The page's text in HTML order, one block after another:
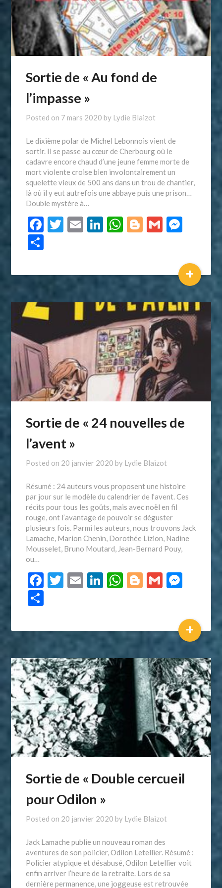
Sortie de « Au fond de
l’impasse »
Posted on 7 mars 2020 by Lydie Blaizot
Le dixième polar de Michel Lebonnois vient de
sortir. Il se passe au cœur de Cherbourg où le
cadavre encore chaud d’une jeune femme morte de
mort violente croise bien involontairement un
squelette vieux de 500 ans dans un trou de chantier,
là où il y eut autrefois une abbaye puis une prison…
Double mystère à…
Facebook
Twitter
EmailLinkedIn
WhatsApp
Blogger
Gmail
+
Sortie de « 24 nouvelles de
l’avent »
Posted on 20 janvier 2020 by Lydie Blaizot
Résumé : 24 auteurs vous proposent une histoire
par jour sur le modèle du calendrier de l’avent. Ces
récits pour tous les goûts, mais avec noël en fil
rouge, ont l’avantage de pouvoir se déguster
plusieurs fois. Parmi les auteurs, nous trouvons Jack
Lamache, Marion Chenin, Dorothée Lizion, Nadine
Mousselet, Bruno Moutard, Jean-Bernard Pouy,
ou…
Facebook
Twitter
EmailLinkedIn
WhatsApp
Blogger
Gmail
+
Sortie de « Double cercueil
pour Odilon »
Posted on 20 janvier 2020 by Lydie Blaizot
Jack Lamache publie un nouveau roman des
aventures de son policier, Odilon Letellier. Résumé :
Policier atypique et désabusé, Odilon Letellier voit
enfin arriver l’heure de la retraite. Lors de sa
dernière permanence, une joggeuse est retrouvée